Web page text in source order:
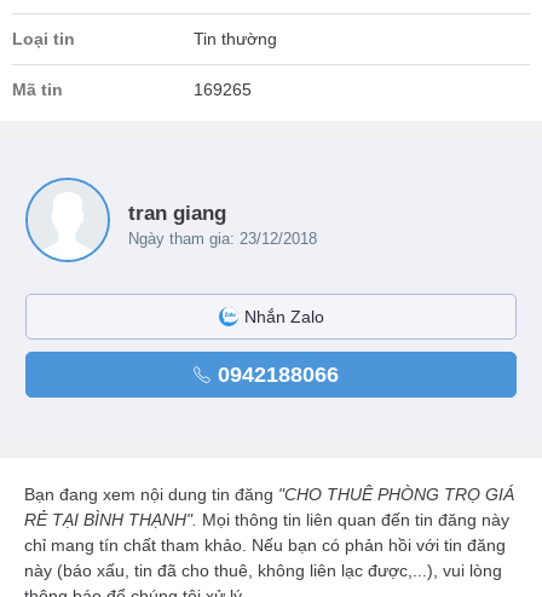
Loại tin Tin thường
Mã tin 169265
tran giang
Ngày tham gia: 23/12/2018
Nhắn Zalo
0942188066
Bạn đang xem nội dung tin đăng "CHO THUÊ PHÒNG TRỌ GIÁ
RẺ TẠI BÌNH THẠNH". Mọi thông tin liên quan đến tin đăng này
chỉ mang tín chất tham khảo. Nếu bạn có phản hồi với tin đăng
này (báo xấu, tin đã cho thuê, không liên lạc được,...), vui lòng